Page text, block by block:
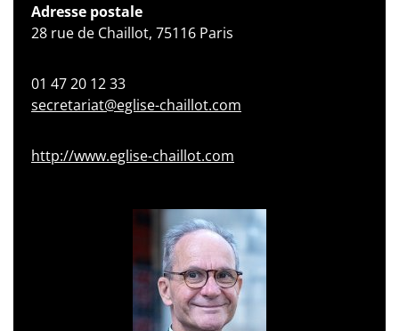
Adresse postale
28 rue de Chaillot, 75116 Paris
01 47 20 12 33
secretariat@eglise-chaillot.com
http://www.eglise-chaillot.com